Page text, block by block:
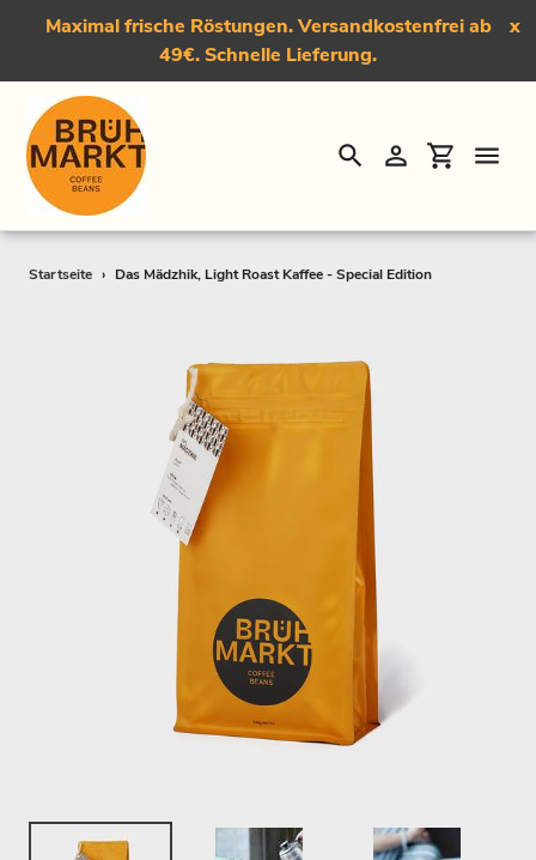
Direkt
Maximal frische Röstungen. Versandkostenfrei ab
49€. Schnelle Lieferung.
x
SuchenEinloggen
Startseite › Das Mädzhik, Light Roast Kaffee - Special Edition